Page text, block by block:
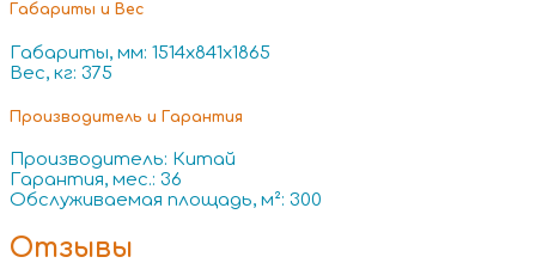
Габариты и Вес
Габариты, мм: 1514x841x1865
Вес, кг: 375
Производитель и Гарантия
Производитель: Китай
Гарантия, мес.: 36
Обслуживаемая площадь, м²: 300
Отзывы